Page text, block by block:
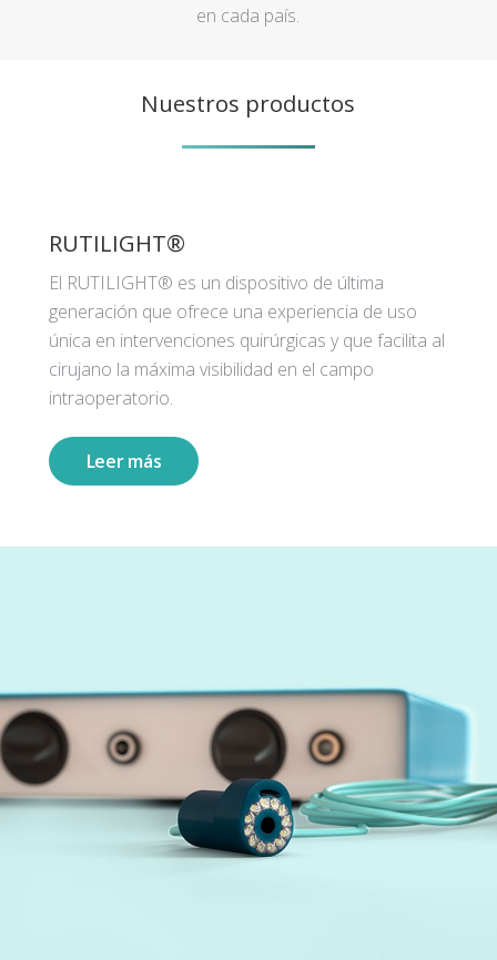
en cada país.
Nuestros productos
RUTILIGHT®
El RUTILIGHT® es un dispositivo de última
generación que ofrece una experiencia de uso
única en intervenciones quirúrgicas y que facilita al
cirujano la máxima visibilidad en el campo
intraoperatorio.
Leer más